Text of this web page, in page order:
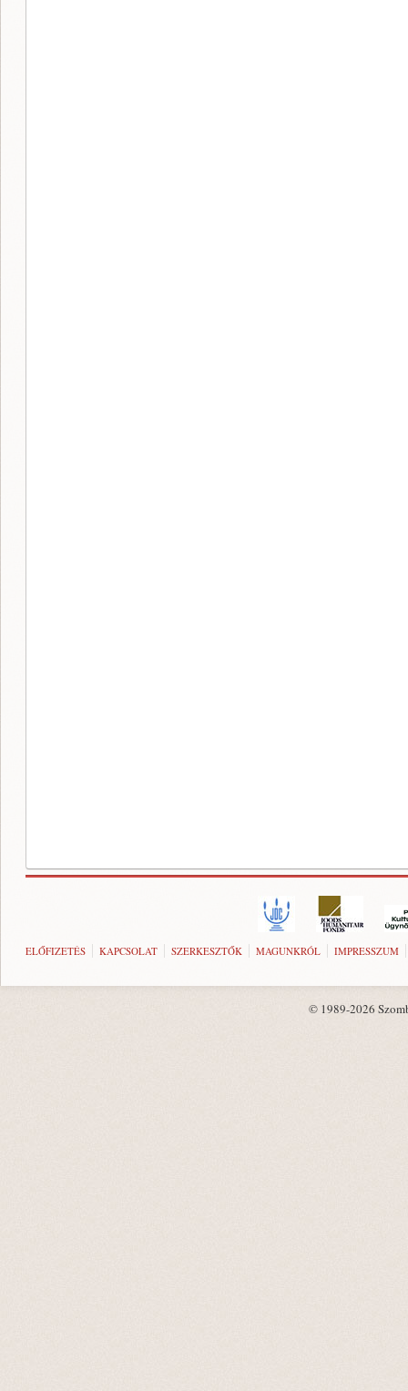
ELŐFIZETÉS KAPCSOLAT SZERKESZTŐK MAGUNKRÓL IMPRESSZUM
© 1989-2026